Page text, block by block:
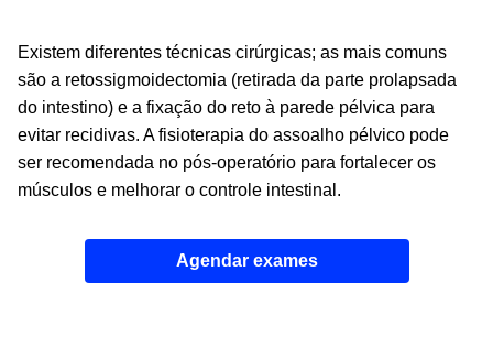
Existem diferentes técnicas cirúrgicas; as mais comuns
são a retossigmoidectomia (retirada da parte prolapsada
do intestino) e a fixação do reto à parede pélvica para
evitar recidivas. A fisioterapia do assoalho pélvico pode
ser recomendada no pós-operatório para fortalecer os
músculos e melhorar o controle intestinal.
Agendar exames